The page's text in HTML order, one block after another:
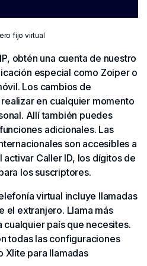
fijo virtual
obtén una cuenta de nuestro
especial como Zoiper o
Los cambios de
en cualquier momento
Allí también puedes
adicionales. Las
son accesibles a
activar Caller ID, los dígitos de
los suscriptores.
virtual incluye llamadas
el extranjero. Llama más
cualquier país que necesites.
todas las configuraciones
Xlite para llamadas